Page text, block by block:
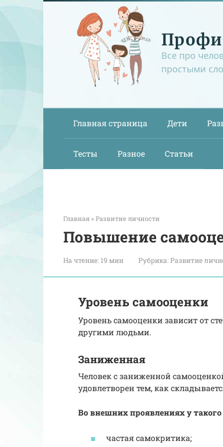
Перейти
Все про
простыми
Главная страница Дети
Тесты Разное Статьи
Главная »Развитие личности
Повышение
На чтение: 19 мин Рубрика:Развитие
Уровень самооценки
Уровень самооценки зависит от
другими людьми.
Заниженная
Человек с заниженной
удовлетворен тем, как
Во внешних проявлениях у
частая самокритика;